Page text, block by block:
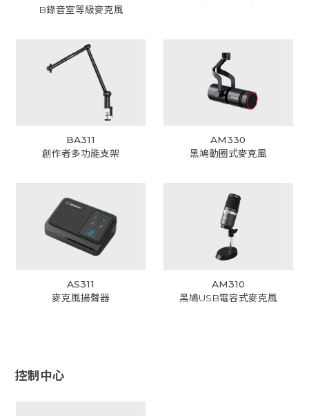
B錄音室等級麥克風
BA311
創作者多功能支架
AM330
黑鳩動圈式麥克風
AS311
麥克風揚聲器
AM310
黑鳩USB電容式麥克風
控制中心